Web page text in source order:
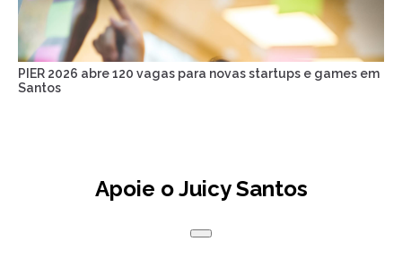
PIER 2026 abre 120 vagas para novas startups e games em
Santos
Apoie o Juicy Santos